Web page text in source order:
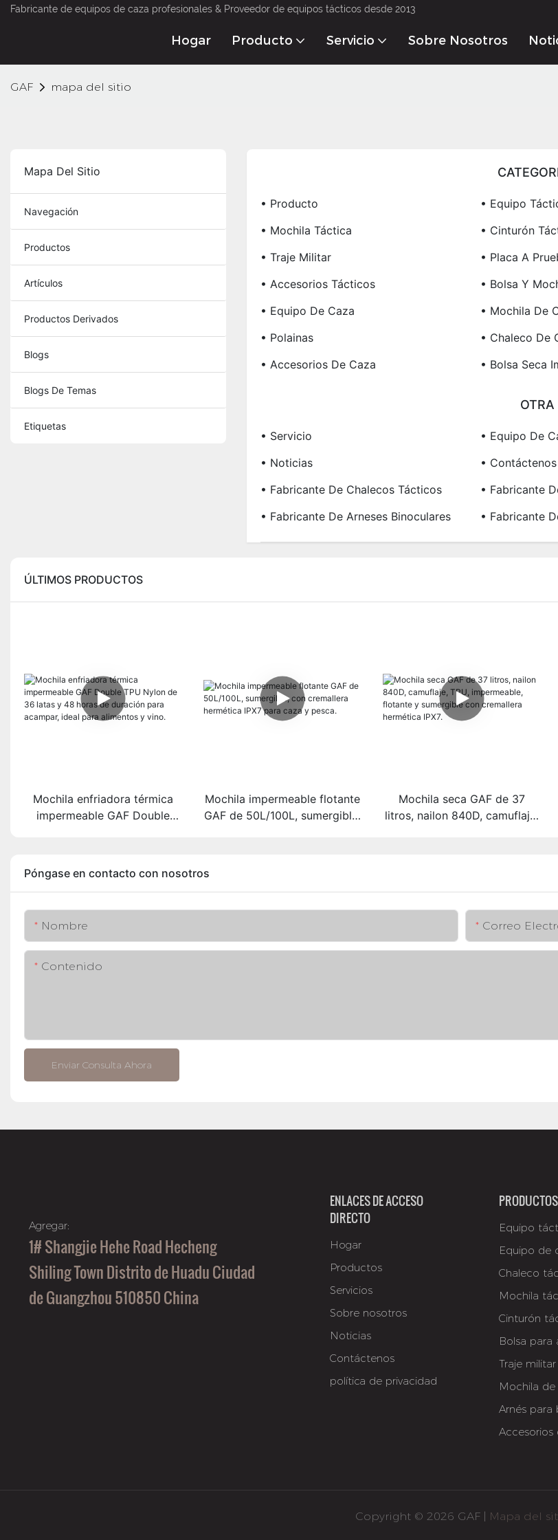
Fabricante de equipos de caza profesionales & Proveedor de equipos tácticos desde 2013
Hogar Producto Servicio Sobre Nosotros
GAF mapa del sitio
Mapa Del Sitio
Navegación
Productos
Artículos
Productos Derivados
Blogs
Blogs De Temas
Etiquetas
• Producto • Equipo
• Mochila Táctica
• Cinturón
• Traje Militar
• Placa A
• Accesorios Tácticos
• Bolsa Y
• Equipo De Caza
• Mochila De
• Polainas
• Chaleco De
• Accesorios De Caza
• Bolsa Seca
OTRA
• Servicio • Equipo De
• Noticias
• Contáctenos
• Fabricante De Chalecos Tácticos
• Fabricante
• Fabricante De Arneses Binoculares
• Fabricante
ÚLTIMOS PRODUCTOS
Mochila enfriadora térmica
impermeable GAF Double
y vino.
Mochila impermeable flotante
GAF de 50L/100L, sumergible,
Mochila seca GAF de 37
litros, nailon 840D, camuflaje,
Póngase en contacto con nosotros
Nombre Correo
Contenido
Enviar Consulta Ahora
Agregar:
1# Shangjie Hehe Road Hecheng
Shiling Town Distrito de Huadu Ciudad
de Guangzhou 510850 China
ENLACES DE ACCESO
DIRECTO
Hogar
Productos
Servicios
Sobre nosotros
Noticias
Contáctenos
política de privacidad
PRODUCTOS
Equipo
Equipo de
Chaleco
Mochila
Cinturón
Bolsa para
Traje militar
Mochila de
Arnés para
Accesorios
Copyright © 2026 GAF | Mapa del